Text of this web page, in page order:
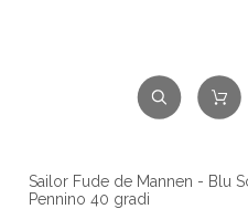
Sailor Fude de Mannen - Blu
Pennino 40 gradi